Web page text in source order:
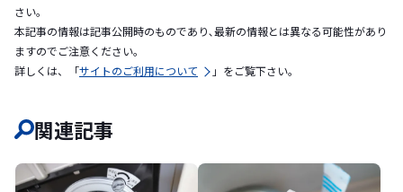
さい。
本記事の情報は記事公開時のものであり､最新の情報とは異なる可能性があり
ますのでご注意ください｡
詳しくは、「サイトのご利用について 」をご覧下さい。
関連記事